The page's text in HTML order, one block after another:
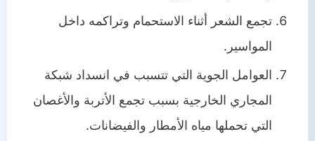
تجمع الشعر أثناء الاستحمام وتراكمه داخل
المواسير.
العوامل الجوية التي تتسبب في انسداد شبكة
المجاري الخارجية بسبب تجمع الأتربة والأغصان
التي تحملها مياه الأمطار والفيضانات.